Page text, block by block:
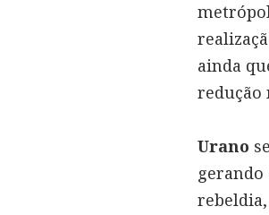
ainda
redução
Urano